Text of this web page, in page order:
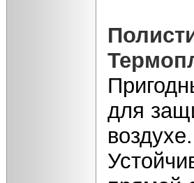
для
воздухе.